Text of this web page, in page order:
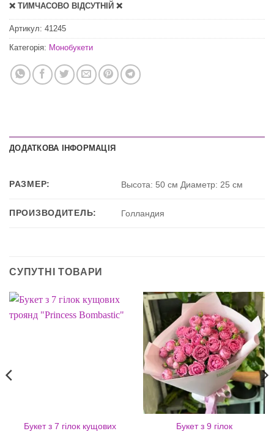
❌ ТИМЧАСОВО ВІДСУТНІЙ ❌
Артикул: 41245
Категорія: Монобукети
ДОДАТКОВА ІНФОРМАЦІЯ
РАЗМЕР: Высота: 50 см Диаметр: 25 см
ПРОИЗВОДИТЕЛЬ: Голландия
СУПУТНІ ТОВАРИ
Букет з 7 гілок кущових Букет з 9 гілок